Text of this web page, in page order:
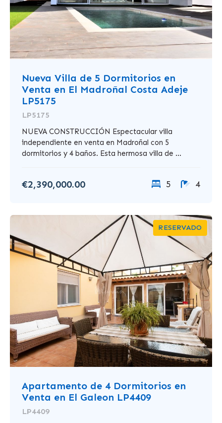
Nueva Villa de 5 Dormitorios en
Venta en El Madroñal Costa Adeje
LP5175
LP5175
NUEVA CONSTRUCCIÓN Espectacular villa
independiente en venta en Madroñal con 5
dormitorios y 4 baños. Esta hermosa villa de ...
€2,390,000.00 5 4
RESERVADO
Apartamento de 4 Dormitorios en
Venta en El Galeon LP4409
LP4409